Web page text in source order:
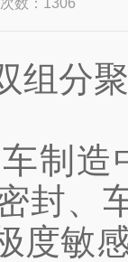
数：1306
分聚
造中
封、
度敏